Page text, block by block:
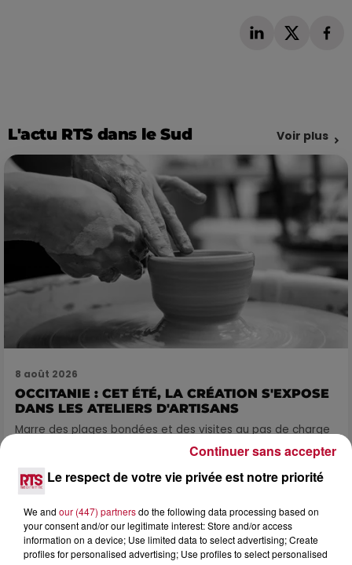
L'actu RTS dans le Sud Voir plus
8 août 2026
OCCITANIE : CET ÉTÉ, LA CRÉATION S'EXPOSE
DANS LES ATELIERS D'ARTISANS
Marre des plages bondées et des visites au pas de charge
? La Chambre de Métiers et de l’Artisanat Occitanie
propose une alternative bien plus vivante :...
Le respect de votre vie privée est notre priorité
We and our (447) partnersdo the following data processing based on
your consent and/or our legitimate interest: Store and/or access
information on a device; Use limited data to select advertising; Create
profiles for personalised advertising; Use profiles to select personalised
Continuer sans accepter